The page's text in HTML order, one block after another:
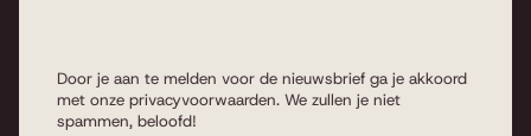
Door je aan te melden voor de nieuwsbrief ga je akkoord
met onze privacyvoorwaarden. We zullen je niet
spammen, beloofd!